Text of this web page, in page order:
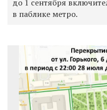
до 1 сентября
в паблике метро.